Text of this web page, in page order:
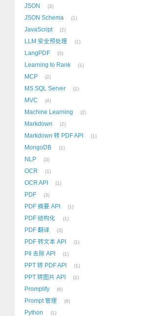
JSON 3
JSON Schema 1
JavaScript 2
LLM 安全预处理 1
LangPDF 3
Learning to Rank 1
MCP 2
MS SQL Server 1
MVC 4
Machine Learning 2
Markdown 2
Markdown 转 PDF API 1
MongoDB 1
NLP 3
OCR 1
OCR API 1
PDF 3
PDF 摘要 API 1
PDF 结构化 1
PDF 翻译 3
PDF 转文本 API 1
PII 去除 API 1
PPT 转 PDF API 1
PPT 转图片 API 1
Promplify 6
Prompt 管理 6
Python 1